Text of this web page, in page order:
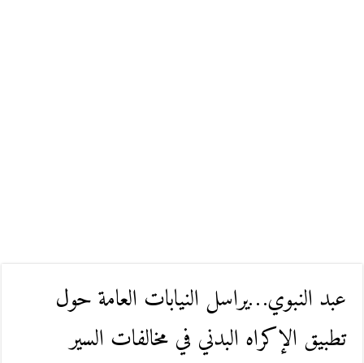
عبد النبوي…يراسل النيابات العامة حول
تطبيق الإكراه البدني في مخالفات السير